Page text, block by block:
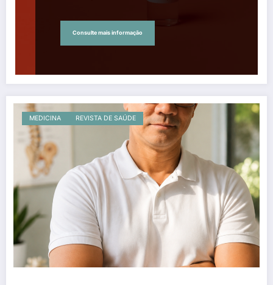
Consulte mais informação
MEDICINA REVISTA DE SAÚDE